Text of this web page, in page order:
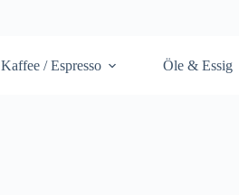
Kaffee / Espresso Öle & Essig